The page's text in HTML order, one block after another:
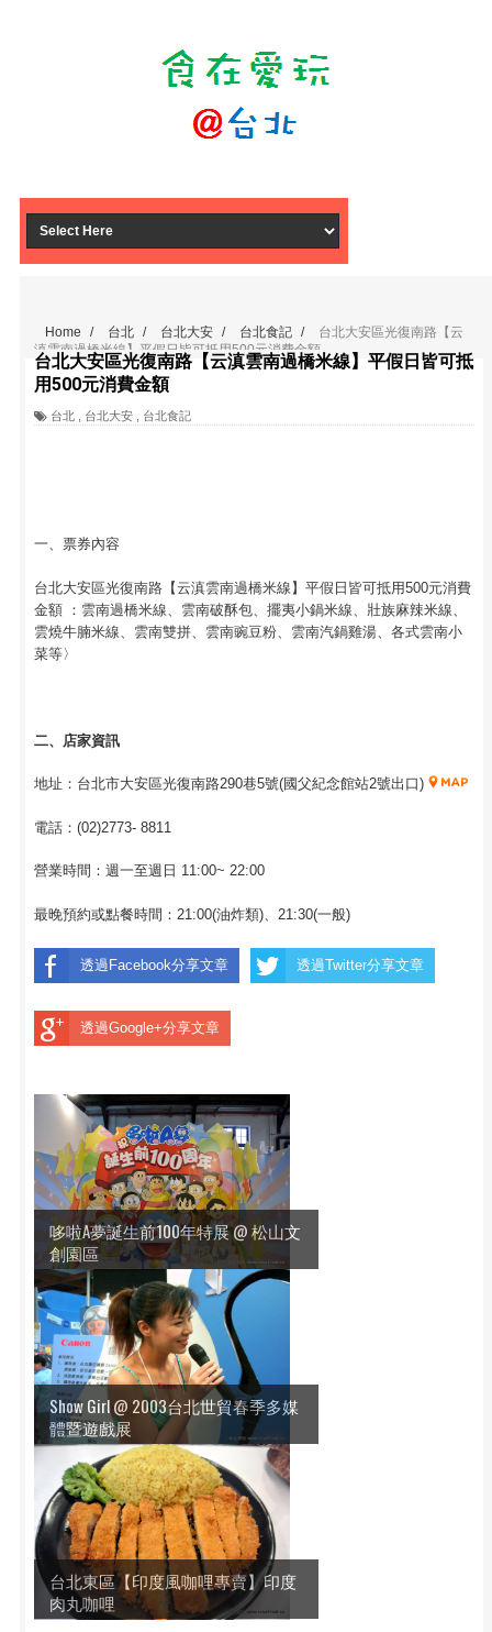
Home / 台北 / 台北大安 / 台北食記 /
台北大安區光復南路【云
滇雲南過橋米線】平假日皆可抵用500元消費金額
台北大安區光復南路【云滇雲南過橋米線】平假日皆可抵
用500元消費金額
台北 台北大安 台北食記
一、票券內容
台北大安區光復南路【云滇雲南過橋米線】平假日皆可抵用500元消費
金額 ：雲南過橋米線、雲南破酥包、擺夷小鍋米線、壯族麻辣米線、
雲燒牛腩米線、雲南雙拼、雲南豌豆粉、雲南汽鍋雞湯、各式雲南小
菜等〉
二、店家資訊
地址：台北市大安區光復南路290巷5號(國父紀念館站2號出口)
電話：(02)2773- 8811
營業時間：週一至週日 11:00~ 22:00
最晚預約或點餐時間：21:00(油炸類)、21:30(一般)
透過Facebook分享文章 透過Twitter分享文章
透過Google+分享文章
哆啦A夢誕生前100年特展 @ 松山文
創園區
Show Girl @ 2003台北世貿春季多媒
體暨遊戲展
台北東區【印度風咖哩專賣】印度
肉丸咖哩